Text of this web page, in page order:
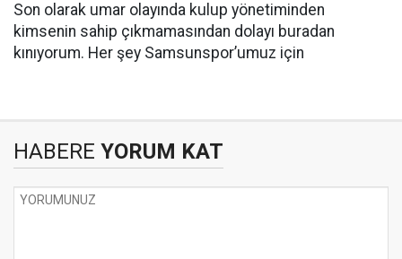
Son olarak umar olayında kulup yönetiminden
kimsenin sahip çıkmamasından dolayı buradan
kınıyorum. Her şey Samsunspor’umuz için
HABERE YORUM KAT